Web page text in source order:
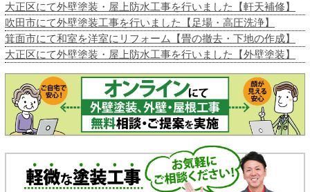
大正区にて外壁塗装・屋上防水工事を行いました【軒天補修】
吹田市にて外壁塗装工事を行いました【足場・高圧洗浄】
箕面市にて和室を洋室にリフォーム【畳の撤去・下地の作成】
大正区にて外壁塗装・屋上防水工事を行いました【外壁塗装】